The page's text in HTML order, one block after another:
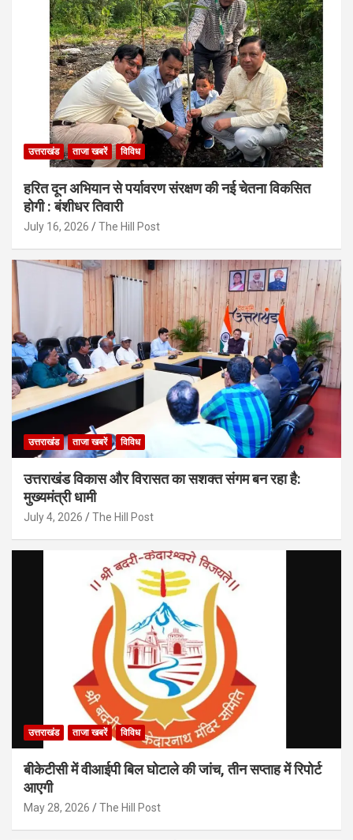
उत्तराखंड ताजा खबरें विविध
हरित दून अभियान से पर्यावरण संरक्षण की नई चेतना विकसित
होगी : बंशीधर तिवारी
July 16, 2026 The Hill Post
उत्तराखंड ताजा खबरें विविध
उत्तराखंड विकास और विरासत का सशक्त संगम बन रहा है:
मुख्यमंत्री धामी
July 4, 2026 The Hill Post
उत्तराखंड ताजा खबरें विविध
बीकेटीसी में वीआईपी बिल घोटाले की जांच, तीन सप्ताह में रिपोर्ट
आएगी
May 28, 2026 The Hill Post